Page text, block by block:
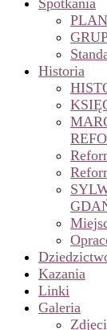
Spotkania
Historia
Kazania
Linki
Galeria